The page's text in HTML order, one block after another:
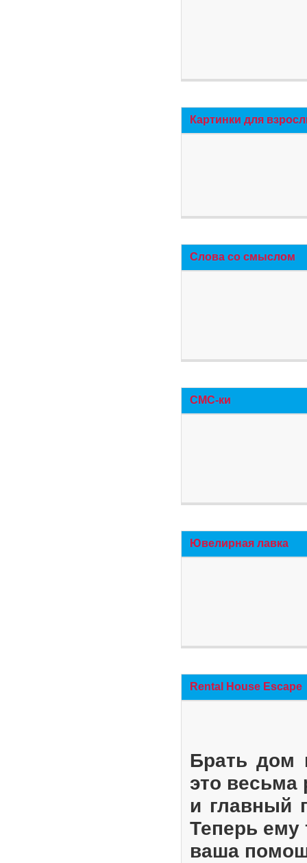
Картинки для
Слова со смыслом
СМС-ки
Ювелирная лавка
Rental House Escape
Брать дом
это весьма
и главный
Теперь ему
ваша